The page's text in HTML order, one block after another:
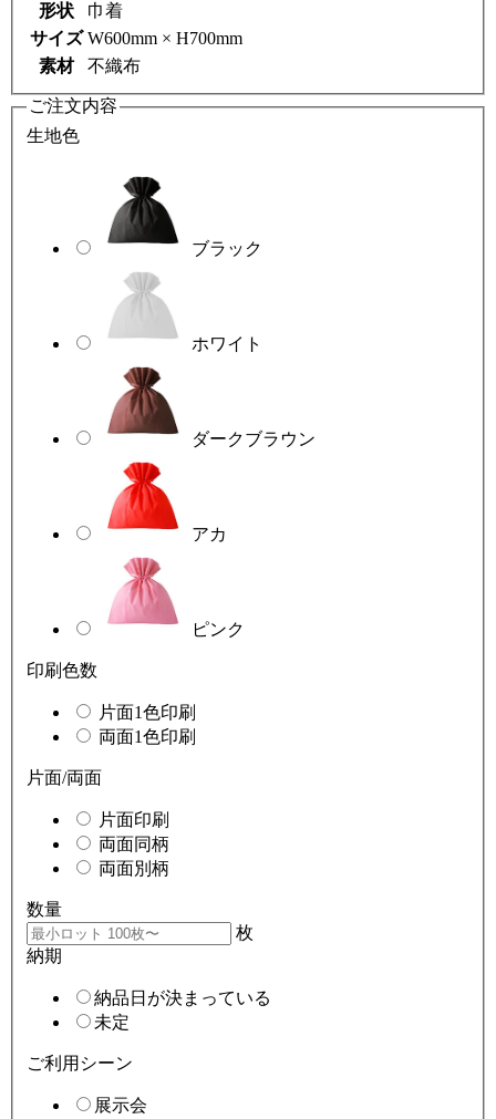
形状
巾着
サイズ W600mm × H700mm
素材
不織布
ご注文内容
生地色
ブラック
ホワイト
ダークブラウン
アカ
ピンク
印刷色数
片面1色印刷
両面1色印刷
片面/両面
片面印刷
両面同柄
両面別柄
数量
枚
納期
納品日が決まっている
未定
ご利用シーン
展示会